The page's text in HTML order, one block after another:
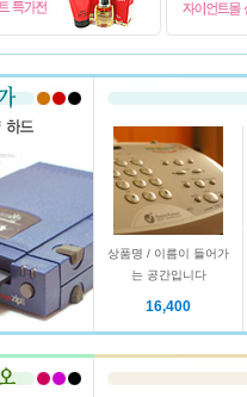
상품명 / 이름이 들어가
는 공간입니다
16,400